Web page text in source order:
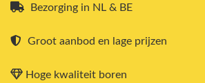
Bezorging in NL & BE
Groot aanbod en lage prijzen
Hoge kwaliteit boren